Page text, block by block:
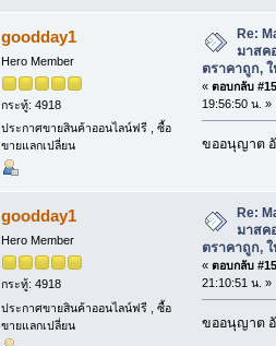
goodday1
Hero Member
กระทู้: 4918
ประกาศขายสินค้าออนไลน์ฟรี , ซื้อ
ขายแลกเปลี่ยน
Re:
มาสค
ตราคาถูก,
« ตอบกลับ
19:56:50 น. »
ขออนุญาต
goodday1
Hero Member
กระทู้: 4918
ประกาศขายสินค้าออนไลน์ฟรี , ซื้อ
ขายแลกเปลี่ยน
Re:
มาสค
ตราคาถูก,
« ตอบกลับ
21:10:51 น. »
ขออนุญาต